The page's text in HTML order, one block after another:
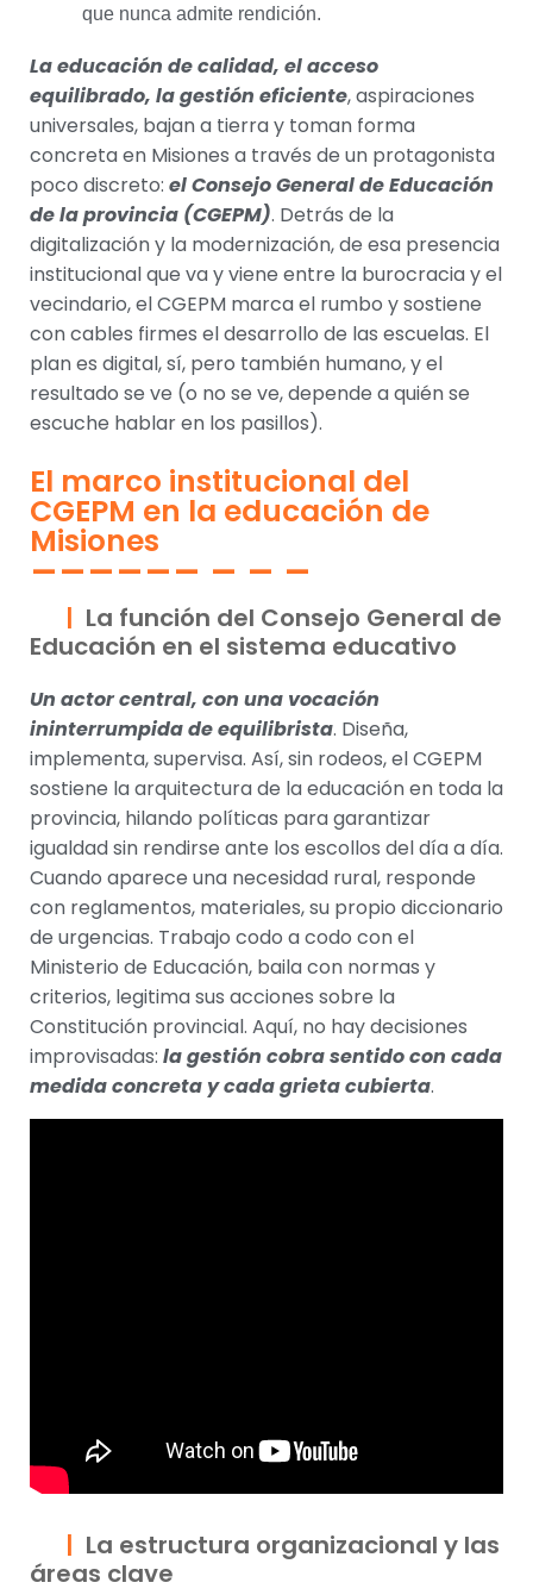
que nunca admite rendición.
La educación de calidad, el acceso
equilibrado, la gestión eficiente, aspiraciones
universales, bajan a tierra y toman forma
concreta en Misiones a través de un protagonista
poco discreto: el Consejo General de Educación
de la provincia (CGEPM). Detrás de la
digitalización y la modernización, de esa presencia
institucional que va y viene entre la burocracia y el
vecindario, el CGEPM marca el rumbo y sostiene
con cables firmes el desarrollo de las escuelas. El
plan es digital, sí, pero también humano, y el
resultado se ve (o no se ve, depende a quién se
escuche hablar en los pasillos).
El marco institucional del
CGEPM en la educación de
Misiones
La función del Consejo General de
Educación en el sistema educativo
Un actor central, con una vocación
ininterrumpida de equilibrista. Diseña,
implementa, supervisa. Así, sin rodeos, el CGEPM
sostiene la arquitectura de la educación en toda la
provincia, hilando políticas para garantizar
igualdad sin rendirse ante los escollos del día a día.
Cuando aparece una necesidad rural, responde
con reglamentos, materiales, su propio diccionario
de urgencias. Trabajo codo a codo con el
Ministerio de Educación, baila con normas y
criterios, legitima sus acciones sobre la
Constitución provincial. Aquí, no hay decisiones
improvisadas: la gestión cobra sentido con cada
medida concreta y cada grieta cubierta.
La estructura organizacional y las
áreas clave